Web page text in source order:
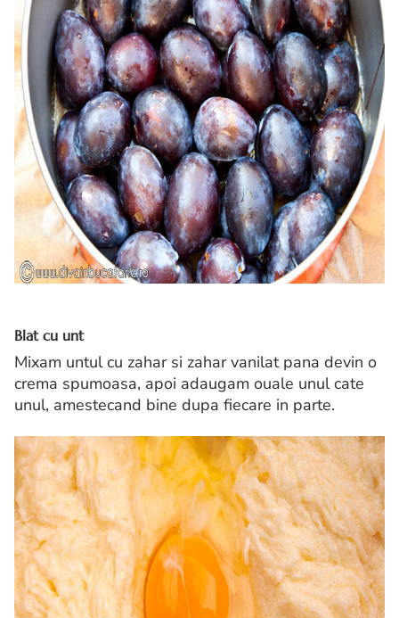
Blat cu unt
Mixam untul cu zahar si zahar vanilat pana devin o
crema spumoasa, apoi adaugam ouale unul cate
unul, amestecand bine dupa fiecare in parte.